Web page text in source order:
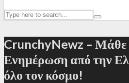
CrunchyNewz –
Ενημέρωση από την
όλο τον κόσμο!